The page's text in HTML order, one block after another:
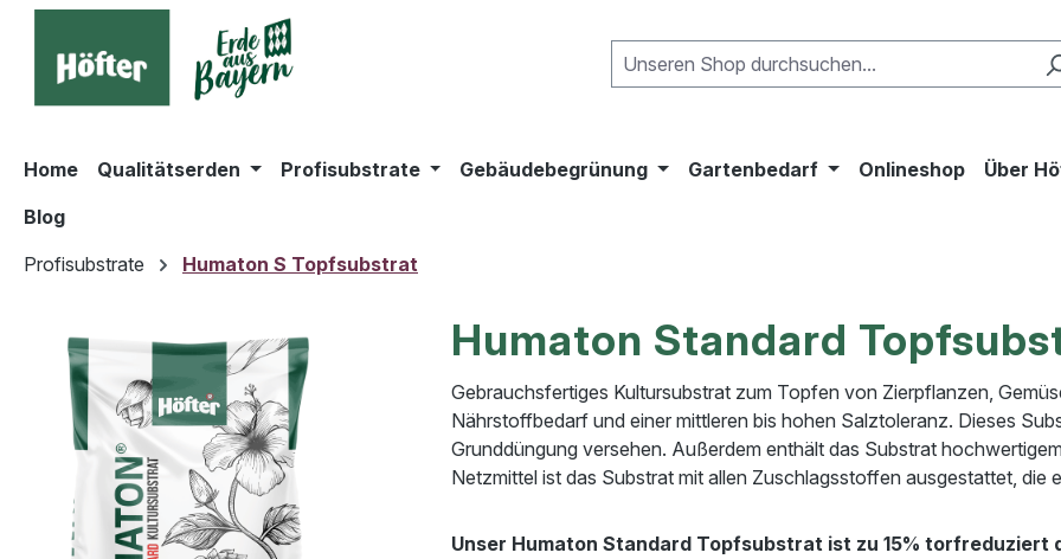
Zur Hauptnavigation springen
Home Qualitätserden Profisubstrate Gebäudebegrünung Gartenbedarf Onlineshop Über
Blog
Profisubstrate
Humaton S Topfsubstrat
Humaton Standard
Gebrauchsfertiges Kultursubstrat zum Topfen von Zierpflanzen,
Nährstoffbedarf und einer mittleren bis hohen Salztoleranz. Dieses
Grunddüngung versehen. Außerdem enthält das Substrat
Netzmittel ist das Substrat mit allen Zuschlagsstoffen ausgestattet, die
Unser Humaton Standard Topfsubstrat ist zu 15%